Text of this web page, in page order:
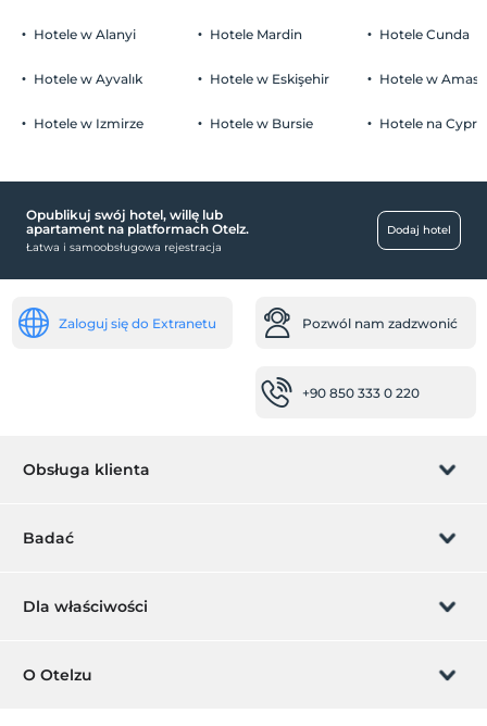
parking (poza obiektem)
Zewnętrzny basen
Usługi rozrywkowe
Miękka animacja
kserokopia
Romans / Miesiąc miodowy
bufet dietetyczny
miejsca publiczne
prywatna strefa dla palących
transport
1 dzieci w wieku poniżej 9 jest/jest bezpłatne za pokój
Hotele w Alanyi
Hotele w Ayvalık
Hotele w Izmirze
Hotele Mardin
Hotele w Eskişehir
Hotele w Bursie
Hotele Cunda
Hotele w
Hotele na
Opublikuj swój hotel, willę lub
apartament na platformach Otelz.
Łatwa i samoobsługowa rejestracja
Dodaj hotel
Zaloguj się do Extranetu Pozwól nam zadzwonić
+90 850 333 0 220
Obsługa klienta
Zarządzanie rezerwacją
Badać
Karta podarunkowa
Dla właściwości
Dodaj swój hotel
O Otelzu